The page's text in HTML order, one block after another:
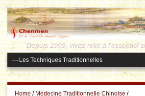
Depuis 1999, vivez relié à l'essentiel
Home / Médecine Traditionnelle Chinoise /